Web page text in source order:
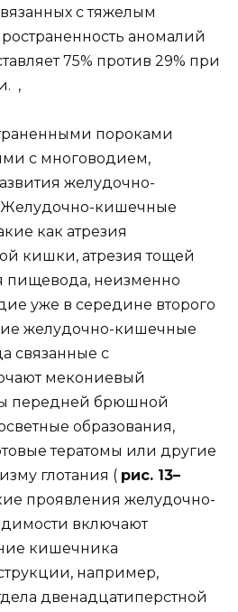
с тяжелым
аномалий
75% против 29% при
,
пороками
с многоводием,
желудочно-
Желудочно-кишечные
как атрезия
кишки, атрезия тощей
пищевода, неизменно
уже в середине второго
желудочно-кишечные
связанные с
мекониевый
передней брюшной
образования,
тератомы или другие
глотания ( рис. 13–
проявления желудочно-
включают
кишечника
например,
двенадцатиперстной